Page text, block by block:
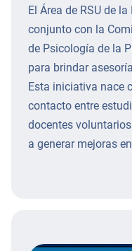
El Área de RSU de
conjunto con la
de Psicología de la
para brindar
Esta iniciativa nace
contacto entre
docentes
a generar mejoras